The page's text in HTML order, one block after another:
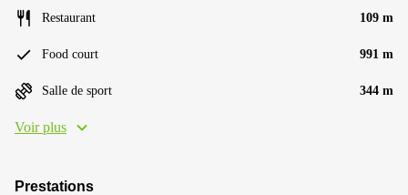
Restaurant 109 m
Food court 991 m
Salle de sport 344 m
Voir plus
Prestations